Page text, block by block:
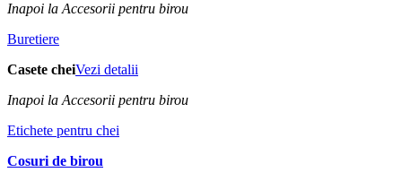
Inapoi la Accesorii pentru birou
Buretiere
Casete cheiVezi detalii
Inapoi la Accesorii pentru birou
Etichete pentru chei
Cosuri de birou